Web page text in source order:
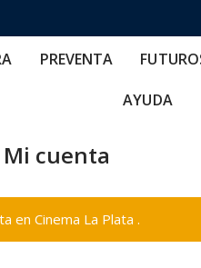
PREVENTA
AYUDA
Mi cuenta
en Cinema La Plata .